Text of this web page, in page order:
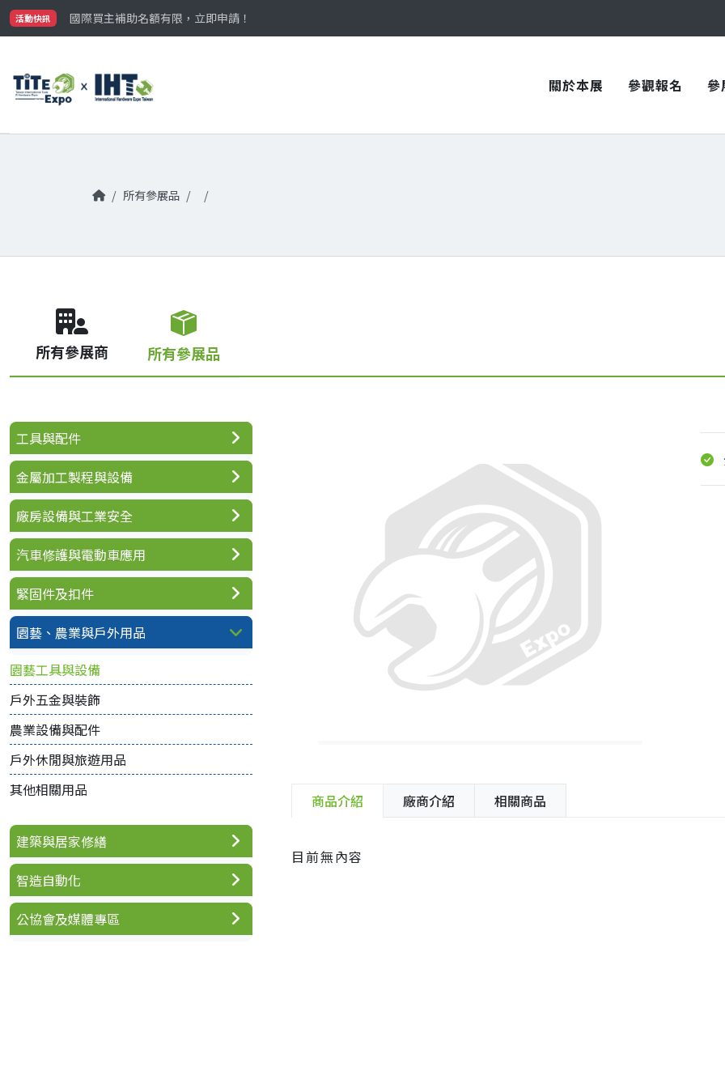
活動快訊
國際買主補助名額有限，立即申請！
參觀門票開放申請中‼️
關於本展 參觀報名 參
所有參展品
所有參展商 所有參展品
商品介紹 廠商介紹 相關商品
目前無內容
工具與配件
金屬加工製程與設備
廠房設備與工業安全
汽車修護與電動車應用
緊固件及扣件
園藝、農業與戶外用品
園藝工具與設備
戶外五金與裝飾
農業設備與配件
戶外休閒與旅遊用品
其他相關用品
建築與居家修繕
智造自動化
公協會及媒體專區